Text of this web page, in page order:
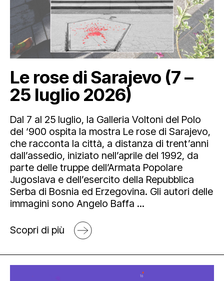
Educational
Esposizioni
Art Bonus
Partnership e sponsorship
Mediahub
Multimedia
Open tools
Blog
Orari e contatti
Le rose di Sarajevo (7 –
25 luglio 2026)
Dal 7 al 25 luglio, la Galleria Voltoni del Polo
del ‘900 ospita la mostra Le rose di Sarajevo,
che racconta la città, a distanza di trent’anni
dall’assedio, iniziato nell’aprile del 1992, da
parte delle truppe dell’Armata Popolare
Jugoslava e dell’esercito della Repubblica
Serba di Bosnia ed Erzegovina. Gli autori delle
immagini sono Angelo Baffa ...
Scopri di più